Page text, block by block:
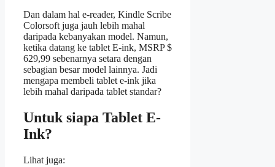
Dan dalam hal e-reader, Kindle Scribe
Colorsoft juga jauh lebih mahal
daripada kebanyakan model. Namun,
ketika datang ke tablet E-ink, MSRP $
629,99 sebenarnya setara dengan
sebagian besar model lainnya. Jadi
mengapa membeli tablet e-ink jika
lebih mahal daripada tablet standar?
Untuk siapa Tablet E-
Ink?
Lihat juga: